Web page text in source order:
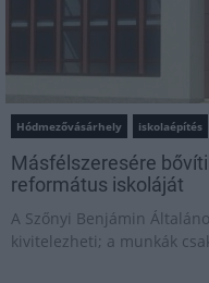
Hódmezővásárhely iskolaépítés
Másfélszeresére
református iskoláját
A Szőnyi Benjámin
kivitelezheti; a munkák